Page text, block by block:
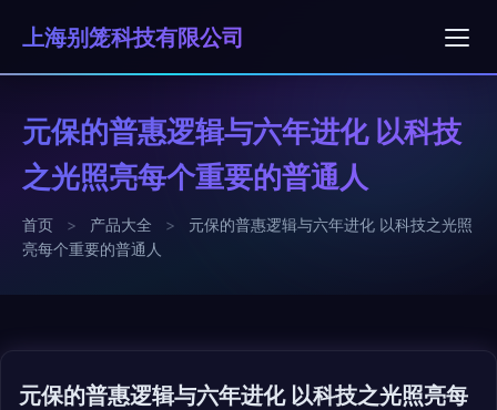
上海别笼科技有限公司
元保的普惠逻辑与六年进化 以科技
之光照亮每个重要的普通人
首页 > 产品大全 >
元保的普惠逻辑与六年进化 以科技之光照
亮每个重要的普通人
元保的普惠逻辑与六年进化 以科技之光照亮每